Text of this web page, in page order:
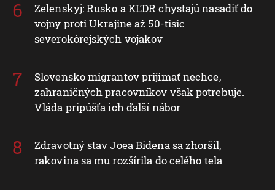
Zelenskyj: Rusko a KĽDR chystajú nasadiť do
vojny proti Ukrajine až 50-tisíc
severokórejských vojakov
Slovensko migrantov prijímať nechce,
zahraničných pracovníkov však potrebuje.
Vláda pripúšťa ich ďalší nábor
Zdravotný stav Joea Bidena sa zhoršil,
rakovina sa mu rozšírila do celého tela